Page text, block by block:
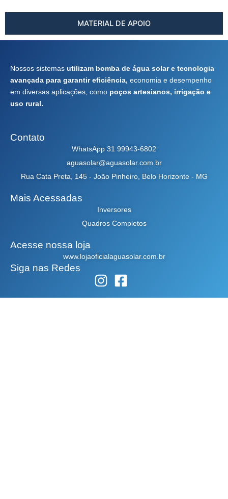
MATERIAL DE APOIO
Nossos sistemas utilizam bomba de água solar e tecnologia
avançada para garantir eficiência, economia e desempenho
em diversas aplicações, como poços artesianos, irrigação e
uso rural.
Contato
WhatsApp 31 99943-6802
aguasolar@aguasolar.com.br
Rua Cata Preta, 145 - João Pinheiro, Belo Horizonte - MG
Mais Acessadas
Inversores
Quadros Completos
Acesse nossa loja
www.lojaoficialaguasolar.com.br
Siga nas Redes